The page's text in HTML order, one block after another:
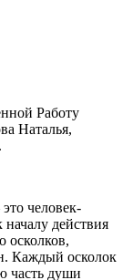
Работу
Наталья,
человек-
действия
осколков,
Каждый осколок
часть души